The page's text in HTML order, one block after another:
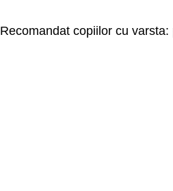
Recomandat copiilor cu varsta: